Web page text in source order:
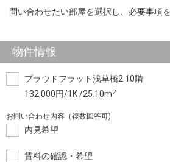
問い合わせたい部屋を選択し、必要事項
物件情報
プラウドフラット浅草橋2 10階
132,000円/1K /25.10m2
お問い合わせ内容（複数回答可)
内見希望
賃料の確認・希望